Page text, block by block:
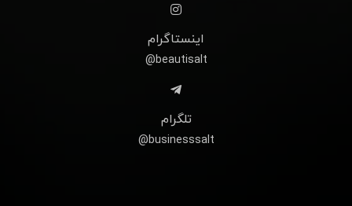
اینستاگرام
beautisalt@
تلگرام
businesssalt@